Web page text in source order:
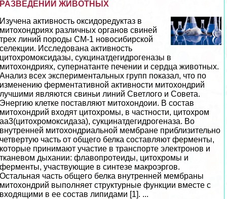
РАЗВЕДЕНИИ ЖИВОТНЫХ
Изучена активность оксидоредуктаз в
митохондриях различных органов свиней
трех линий породы СМ-1 новосибирской
селекции. Исследована активность
цитохромоксидазы, сукцинатдегидрогеназы в
митохондриях, супернатанте печении и сердца животных.
Анализ всех экспериментальных групп показал, что по
изменению ферментативной активности митохондрий
лучшими являются свиньи линий Светлого и Совета.
Энергию клетке поставляют митохондоии. В состав
митохондрий входят цитохромы, в частности, цитохром
аа3(цитохромоксидаза), сукцинатдегидрогеназа. Во
внутренней митохондриальной мембране приблизительно
четвертую часть от общего белка составляют ферменты,
которые принимают участие в трaнcпорте электронов и
тканевом дыхании: флавопротеиды, цитохромы и
ферменты, участвующие в синтезе макроэргов.
Остальная часть общего белка внутренней мембраны
митохондрий выполняет структурные функции вместе с
входящими в ее состав липидами [1]. ...